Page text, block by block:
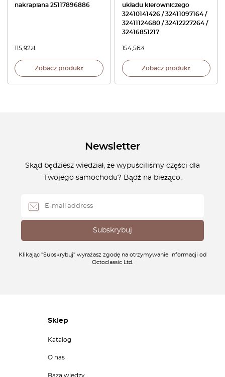
nakrapiana 25117896886
115,92zł
Zobacz produkt
układu kierowniczego
32410141426 / 32411097164 /
32411124680 / 32412227264 /
32416851217
154,56zł
Zobacz produkt
Newsletter
Skąd będziesz wiedział, że wypuściliśmy części dla
Twojego samochodu? Bądź na bieżąco.
Klikając "Subskrybuj" wyrażasz zgodę na otrzymywanie informacji od
Octoclassic Ltd.
Sklep
Katalog
O nas
Baza wiedzy